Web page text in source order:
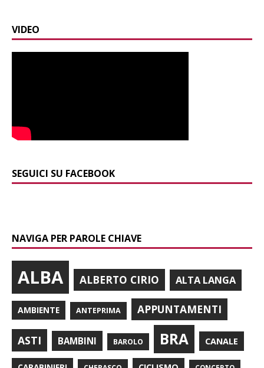
VIDEO
SEGUICI SU FACEBOOK
NAVIGA PER PAROLE CHIAVE
ALBA ALBERTO CIRIO ALTA LANGA
AMBIENTE ANTEPRIMA APPUNTAMENTI
ASTI BAMBINI BAROLO BRA CANALE